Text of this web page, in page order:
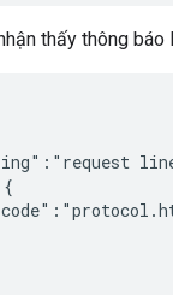
thấy thông báo